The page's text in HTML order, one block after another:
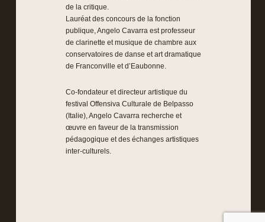
de la critique.
Lauréat des concours de la fonction
publique, Angelo Cavarra est professeur
de clarinette et musique de chambre aux
conservatoires de danse et art dramatique
de Franconville et d’Eaubonne.
Co-fondateur et directeur artistique du
festival Offensiva Culturale de Belpasso
(Italie), Angelo Cavarra recherche et
œuvre en faveur de la transmission
pédagogique et des échanges artistiques
inter-culturels.